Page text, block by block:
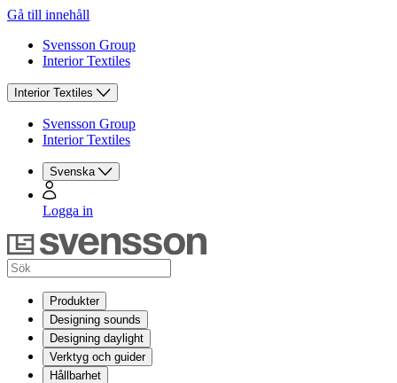
Gå till innehåll
Svensson Group
Interior Textiles
Interior Textiles
Svensson Group
Interior Textiles
Svenska
Logga in
Produkter
Designing sounds
Designing daylight
Verktyg och guider
Hållbarhet